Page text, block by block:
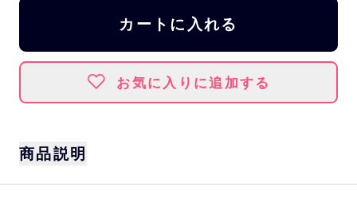
カートに入れる
お気に入りに追加する
商品説明